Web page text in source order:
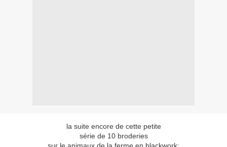
la suite encore de cette petite
série de 10 broderies